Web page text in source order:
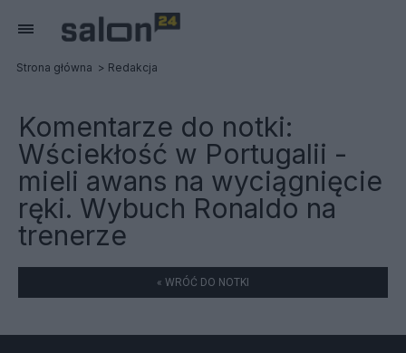
Strona główna Redakcja
Komentarze do notki:
Wściekłość w Portugalii -
mieli awans na wyciągnięcie
ręki. Wybuch Ronaldo na
trenerze
« WRÓĆ DO NOTKI